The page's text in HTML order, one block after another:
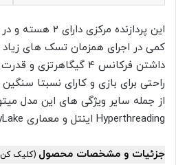
کمی در اجرای همزمان تسک های زیاد
داشتن فرکانس 4
راحتی برای بازی و کارای نسبتا سنگین
از جمله سایر ویژگی های این مدل
Hyperthreading اینتل و معماری KabyLake اشاره کرد.
جزئیات و مشخصات محصول (کلیک